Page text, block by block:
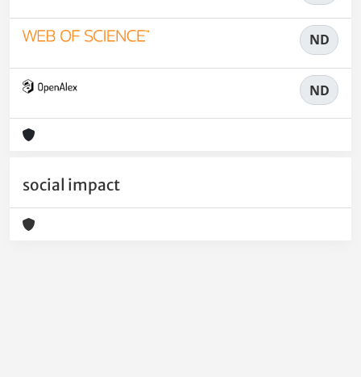
ND
ND
social impact